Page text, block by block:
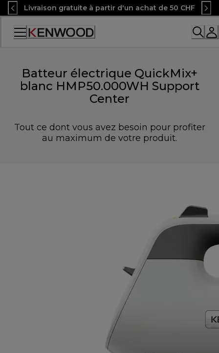
Skip
to
Content
Livraison gratuite à partir d'un achat de 50 CHF
Accessibility
Batteur électrique QuickMix+
blanc HMP50.000WH Support
Center
Tout ce dont vous avez besoin pour profiter
au maximum de votre produit.